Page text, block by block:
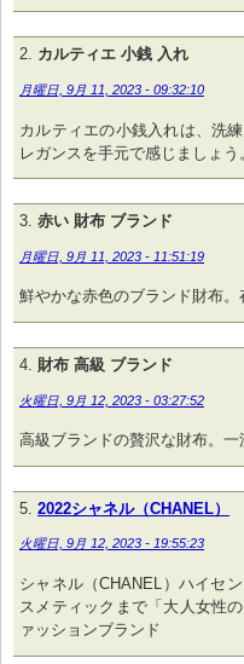
カルティエ 小銭 入れ
月曜日, 9月 11, 2023 - 09:32:10
カルティエの小銭入れは、洗
レガンスを手元で感じましょう
赤い 財布 ブランド
月曜日, 9月 11, 2023 - 11:51:19
鮮やかな赤色のブランド財布
財布 高級 ブランド
火曜日, 9月 12, 2023 - 03:27:52
高級ブランドの贅沢な財布。
2022シャネル（CHANEL）
火曜日, 9月 12, 2023 - 19:55:23
シャネル（CHANEL）ハイセ
スメティックまで「大人女性
ァッションブランド